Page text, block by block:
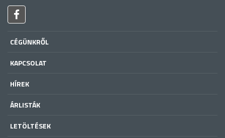
CÉGÜNKRŐL
KAPCSOLAT
HÍREK
ÁRLISTÁK
LETÖLTÉSEK